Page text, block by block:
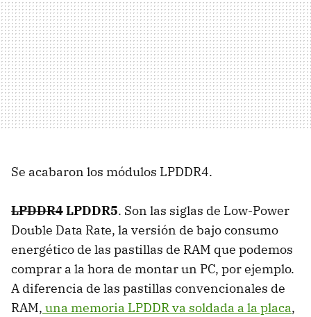
Se acabaron los módulos LPDDR4.
LPDDR4LPDDR5. Son las siglas de Low-Power
Double Data Rate, la versión de bajo consumo
energético de las pastillas de RAM que podemos
comprar a la hora de montar un PC, por ejemplo.
A diferencia de las pastillas convencionales de
RAM, una memoria LPDDR va soldada a la placa,